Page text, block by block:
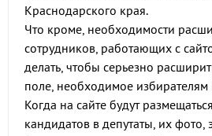
Краснодарского края.
Что кроме, необходимости
сотрудников, работающих с
делать, чтобы серьезно
поле, необходимое избирателям
Когда на сайте будут
кандидатов в депутаты, их фото,